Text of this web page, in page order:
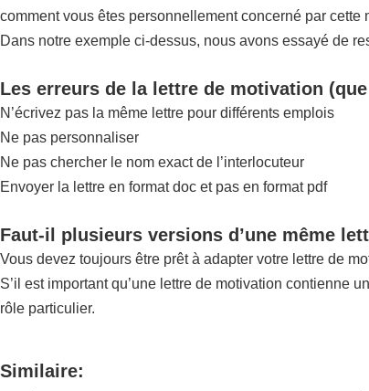
comment vous êtes personnellement concerné par cette
Dans notre exemple ci-dessus, nous avons essayé de
Les erreurs de la lettre de motivation
N’écrivez pas la même lettre pour différents emplois
Ne pas personnaliser
Ne pas chercher le nom exact de l’interlocuteur
Envoyer la lettre en format doc et pas en format pdf
Faut-il plusieurs versions d’une même
Vous devez toujours être prêt à adapter votre lettre de
S’il est important qu’une lettre de motivation contienne
rôle particulier.
Similaire: